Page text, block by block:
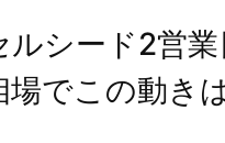
ルシード2営
場でこの動き